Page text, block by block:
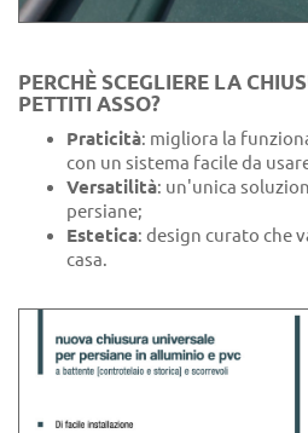
PERCHÈ SCEGLIERE LA
PETTITI ASSO?
Praticità: migliora la
con un sistema facile da
Versatilità: un'unica
persiane;
Estetica: design curato che
casa.